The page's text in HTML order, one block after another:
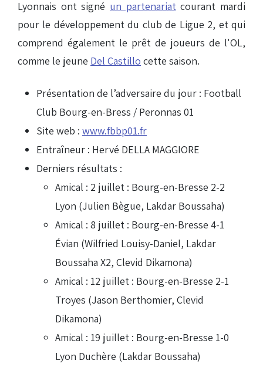
Lyonnais ont signé un partenariat courant mardi
pour le développement du club de Ligue 2, et qui
comprend également le prêt de joueurs de l'OL,
comme le jeune Del Castillo cette saison.
Présentation de l’adversaire du jour : Football
Club Bourg-en-Bress / Peronnas 01
Site web : www.fbbp01.fr
Entraîneur : Hervé DELLA MAGGIORE
Derniers résultats :
Amical : 2 juillet : Bourg-en-Bresse 2-2
Lyon (Julien Bègue, Lakdar Boussaha)
Amical : 8 juillet : Bourg-en-Bresse 4-1
Évian (Wilfried Louisy-Daniel, Lakdar
Boussaha X2, Clevid Dikamona)
Amical : 12 juillet : Bourg-en-Bresse 2-1
Troyes (Jason Berthomier, Clevid
Dikamona)
Amical : 19 juillet : Bourg-en-Bresse 1-0
Lyon Duchère (Lakdar Boussaha)